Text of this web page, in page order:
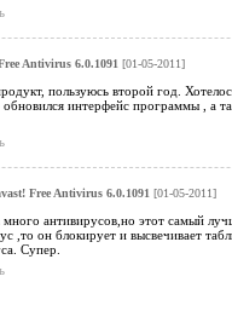
Antivirus 6.0.1091 [01-05-2011]
пользуюсь второй год.
интерфейс программы , а
Free Antivirus 6.0.1091 [01-05-2011]
много антивирусов,но этот самый
,то он блокирует и высвечивает
Супер.